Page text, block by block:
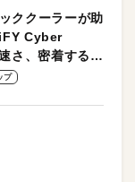
ククーラーが助
Cyber
さ、密着する冷
性がグッド！
プ